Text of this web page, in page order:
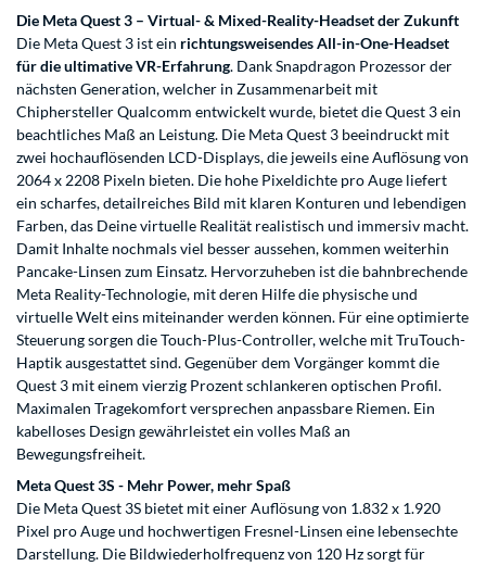
Die Meta Quest 3 – Virtual- & Mixed-Reality-Headset der Zukunft
Die Meta Quest 3 ist ein richtungsweisendes All-in-One-Headset
für die ultimative VR-Erfahrung. Dank Snapdragon Prozessor der
nächsten Generation, welcher in Zusammenarbeit mit
Chiphersteller Qualcomm entwickelt wurde, bietet die Quest 3 ein
beachtliches Maß an Leistung. Die Meta Quest 3 beeindruckt mit
zwei hochauflösenden LCD-Displays, die jeweils eine Auflösung von
2064 x 2208 Pixeln bieten. Die hohe Pixeldichte pro Auge liefert
ein scharfes, detailreiches Bild mit klaren Konturen und lebendigen
Farben, das Deine virtuelle Realität realistisch und immersiv macht.
Damit Inhalte nochmals viel besser aussehen, kommen weiterhin
Pancake-Linsen zum Einsatz. Hervorzuheben ist die bahnbrechende
Meta Reality-Technologie, mit deren Hilfe die physische und
virtuelle Welt eins miteinander werden können. Für eine optimierte
Steuerung sorgen die Touch-Plus-Controller, welche mit TruTouch-
Haptik ausgestattet sind. Gegenüber dem Vorgänger kommt die
Quest 3 mit einem vierzig Prozent schlankeren optischen Profil.
Maximalen Tragekomfort versprechen anpassbare Riemen. Ein
kabelloses Design gewährleistet ein volles Maß an
Bewegungsfreiheit.
Meta Quest 3S - Mehr Power, mehr Spaß
Die Meta Quest 3S bietet mit einer Auflösung von 1.832 x 1.920
Pixel pro Auge und hochwertigen Fresnel-Linsen eine lebensechte
Darstellung. Die Bildwiederholfrequenz von 120 Hz sorgt für